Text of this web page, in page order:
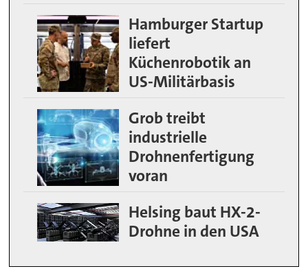
Hamburger Startup
liefert
Küchenrobotik an
US-Militärbasis
Grob treibt
industrielle
Drohnenfertigung
voran
Helsing baut HX-2-
Drohne in den USA